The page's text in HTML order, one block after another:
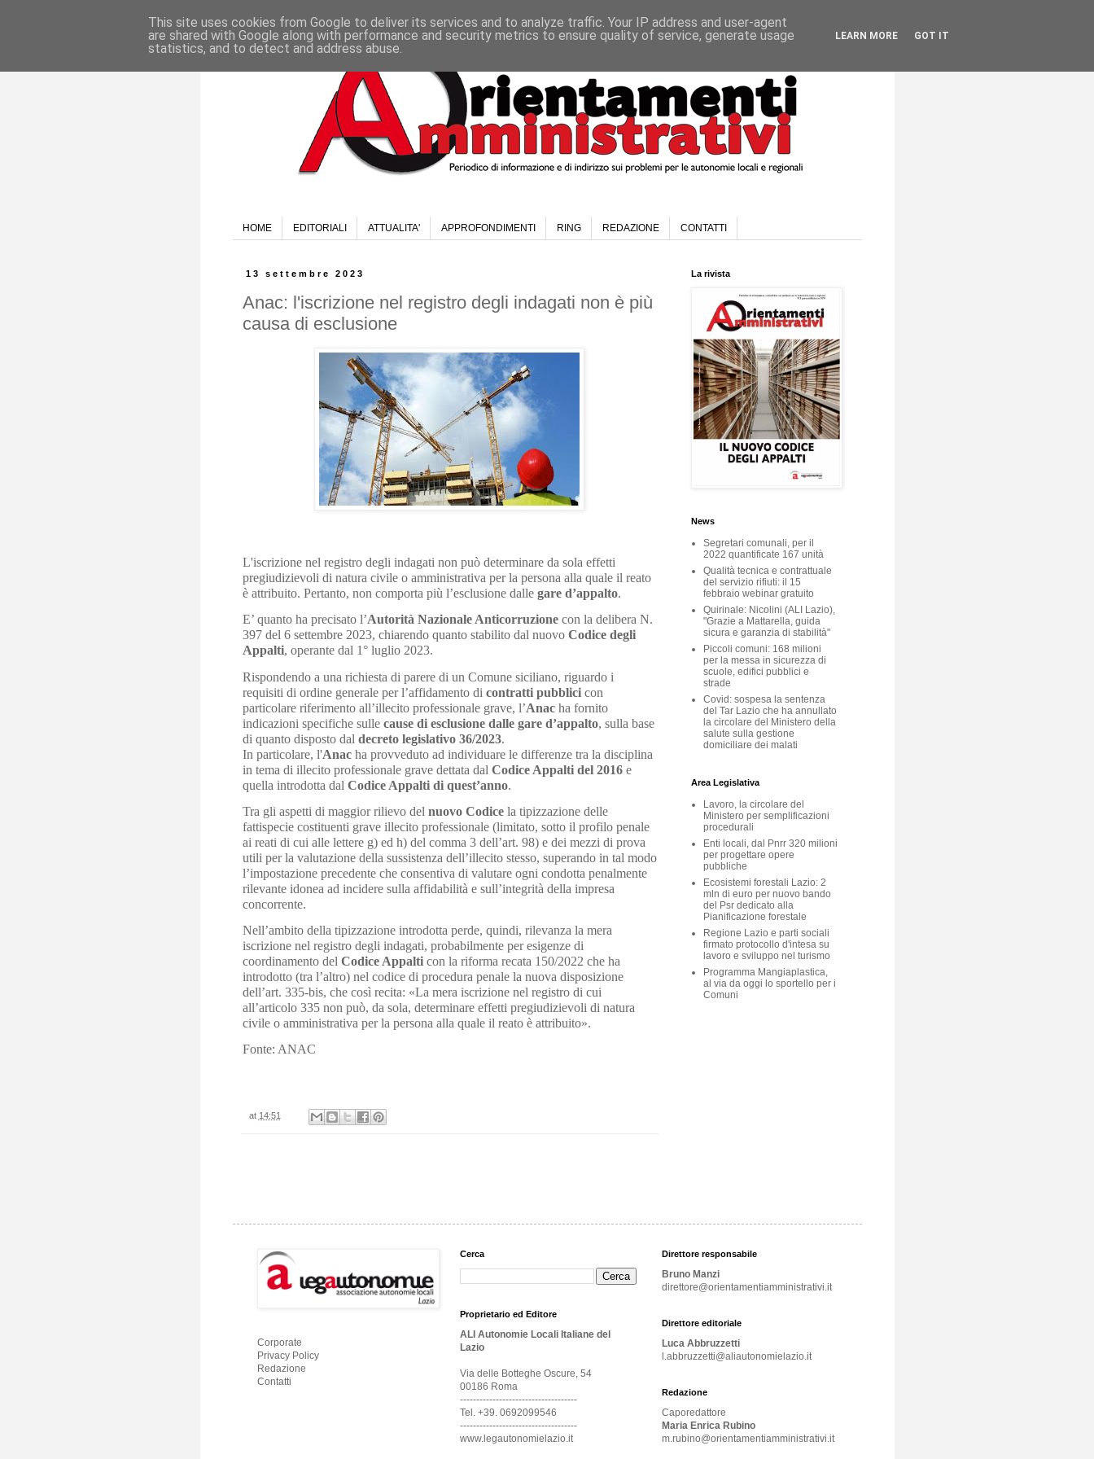
HOME EDITORIALI ATTUALITA' APPROFONDIMENTI RING REDAZIONE CONTATTI
13 settembre 2023
Anac: l'iscrizione nel registro degli indagati non è più
causa di esclusione
L'iscrizione nel registro degli indagati non può determinare da sola effetti
pregiudizievoli di natura civile o amministrativa per la persona alla quale il reato
è attribuito. Pertanto, non comporta più l’esclusione dalle gare d’appalto.
E’ quanto ha precisato l’Autorità Nazionale Anticorruzionecon la delibera N.
397 del 6 settembre 2023, chiarendo quanto stabilito dal nuovo Codice degli
Appalti, operante dal 1° luglio 2023.
Rispondendo a una richiesta di parere di un Comune siciliano, riguardo i
requisiti di ordine generale per l’affidamento di contratti pubblicicon
particolare riferimento all’illecito professionale grave, l’Anacha fornito
indicazioni specifiche sulle cause di esclusione dalle gare d’appalto, sulla base
di quanto disposto dal decreto legislativo 36/2023.
In particolare, l'Anac ha provveduto ad individuare le differenze tra la disciplina
in tema di illecito professionale grave dettata dal Codice Appalti del 2016e
quella introdotta dal Codice Appalti di quest’anno.
Tra gli aspetti di maggior rilievo del nuovo Codicela tipizzazione delle
fattispecie costituenti grave illecito professionale (limitato, sotto il profilo penale
ai reati di cui alle lettere g) ed h) del comma 3 dell’art. 98) e dei mezzi di prova
utili per la valutazione della sussistenza dell’illecito stesso, superando in tal modo
l’impostazione precedente che consentiva di valutare ogni condotta penalmente
rilevante idonea ad incidere sulla affidabilità e sull’integrità della impresa
concorrente.
Nell’ambito della tipizzazione introdotta perde, quindi, rilevanza la mera
iscrizione nel registro degli indagati, probabilmente per esigenze di
coordinamento del Codice Appalticon la riforma recata 150/2022 che ha
introdotto (tra l’altro) nel codice di procedura penale la nuova disposizione
dell’art. 335-bis, che così recita: «La mera iscrizione nel registro di cui
all’articolo 335 non può, da sola, determinare effetti pregiudizievoli di natura
civile o amministrativa per la persona alla quale il reato è attribuito».
Fonte: ANAC
at 14:51
La rivista
News
Segretari comunali, per il
2022 quantificate 167 unità
Qualità tecnica e contrattuale
del servizio rifiuti: il 15
febbraio webinar gratuito
Quirinale: Nicolini (ALI Lazio),
"Grazie a Mattarella, guida
sicura e garanzia di stabilità"
Piccoli comuni: 168 milioni
per la messa in sicurezza di
scuole, edifici pubblici e
strade
Covid: sospesa la sentenza
del Tar Lazio che ha annullato
la circolare del Ministero della
salute sulla gestione
domiciliare dei malati
Area Legislativa
Lavoro, la circolare del
Ministero per semplificazioni
procedurali
Enti locali, dal Pnrr 320 milioni
per progettare opere
pubbliche
Ecosistemi forestali Lazio: 2
mln di euro per nuovo bando
del Psr dedicato alla
Pianificazione forestale
Regione Lazio e parti sociali
firmato protocollo d'intesa su
lavoro e sviluppo nel turismo
Programma Mangiaplastica,
al via da oggi lo sportello per i
Comuni
Corporate
Privacy Policy
Redazione
Contatti
Cerca
Proprietario ed Editore
ALI Autonomie Locali Italiane del
Lazio
Via delle Botteghe Oscure, 54
00186 Roma
------------------------------------
Tel. +39. 0692099546
------------------------------------
www.legautonomielazio.it
Direttore responsabile
Bruno Manzi
direttore@orientamentiamministrativi.it
Direttore editoriale
Luca Abbruzzetti
l.abbruzzetti@aliautonomielazio.it
Redazione
Caporedattore
Maria Enrica Rubino
m.rubino@orientamentiamministrativi.it
This site uses cookies from Google to deliver its services and to analyze traffic. Your IP address and user-agent
are shared with Google along with performance and security metrics to ensure quality of service, generate usage
statistics, and to detect and address abuse.
LEARN MORE GOT IT